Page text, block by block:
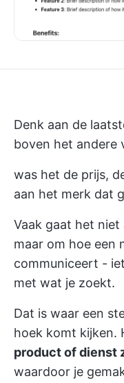
Denk aan de
boven het andere
was het de prijs,
aan het merk dat
Vaak gaat het
maar om hoe een
communiceert -
met wat je zoekt.
Dat is waar een
hoek komt kijken.
product of dienst
waardoor je